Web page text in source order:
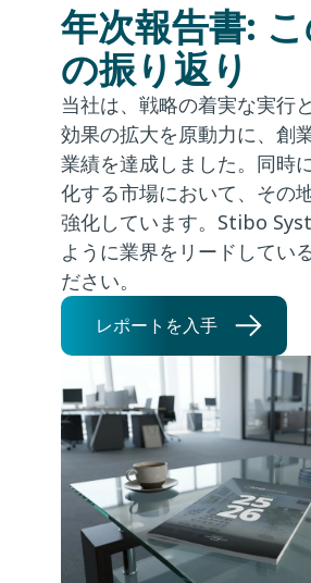
年次報告書:
の振り返り
当社は、戦略の着実な実行
効果の拡大を原動力に、創
業績を達成しました。同時
化する市場において、その
強化しています。Stibo
ように業界をリードしてい
ださい。
レポートを入手